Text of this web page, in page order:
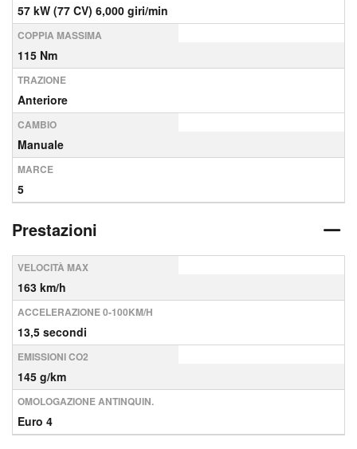
57 kW (77 CV) 6,000 giri/min
COPPIA MASSIMA
115 Nm
TRAZIONE
Anteriore
CAMBIO
Manuale
MARCE
5
Prestazioni
VELOCITÀ MAX
163 km/h
ACCELERAZIONE 0-100KM/H
13,5 secondi
EMISSIONI CO2
145 g/km
OMOLOGAZIONE ANTINQUIN.
Euro 4